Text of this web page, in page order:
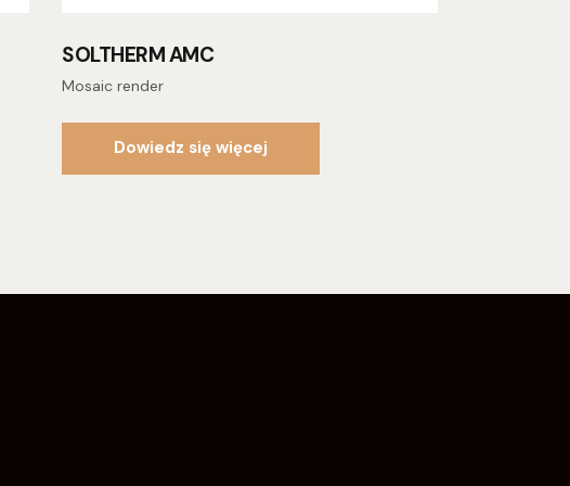
SOLTHERM AMC
Mosaic render
Dowiedz się więcej